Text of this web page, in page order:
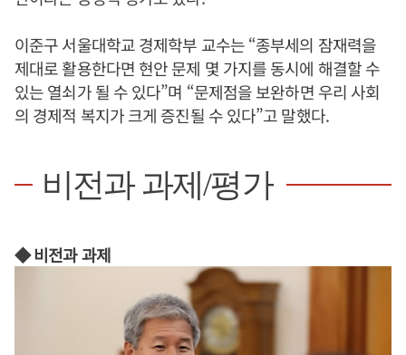
이준구 서울대학교 경제학부 교수는 “종부세의 잠재력을
제대로 활용한다면 현안 문제 몇 가지를 동시에 해결할 수
있는 열쇠가 될 수 있다”며 “문제점을 보완하면 우리 사회
의 경제적 복지가 크게 증진될 수 있다”고 말했다.
비전과 과제/평가
◆ 비전과 과제